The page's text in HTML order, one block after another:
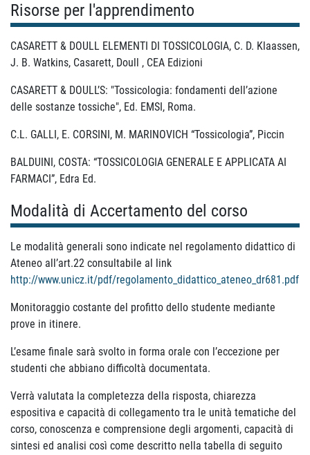
Risorse per l'apprendimento
CASARETT & DOULL ELEMENTI DI TOSSICOLOGIA, C. D. Klaassen,
J. B. Watkins, Casarett, Doull , CEA Edizioni
CASARETT & DOULL’S: "Tossicologia: fondamenti dell’azione
delle sostanze tossiche", Ed. EMSI, Roma.
C.L. GALLI, E. CORSINI, M. MARINOVICH “Tossicologia”, Piccin
BALDUINI, COSTA: “TOSSICOLOGIA GENERALE E APPLICATA AI
FARMACI”, Edra Ed.
Modalità di Accertamento del corso
Le modalità generali sono indicate nel regolamento didattico di
Ateneo all’art.22 consultabile al link
http://www.unicz.it/pdf/regolamento_didattico_ateneo_dr681.pdf
Monitoraggio costante del profitto dello studente mediante
prove in itinere.
L’esame finale sarà svolto in forma orale con l’eccezione per
studenti che abbiano difficoltà documentata.
Verrà valutata la completezza della risposta, chiarezza
espositiva e capacità di collegamento tra le unità tematiche del
corso, conoscenza e comprensione degli argomenti, capacità di
sintesi ed analisi così come descritto nella tabella di seguito